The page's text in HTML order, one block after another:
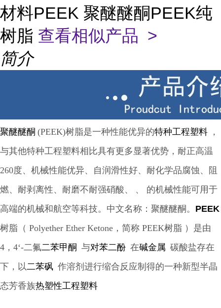
材料PEEK 聚醚醚酮PEEK纯
树脂 查看相似产品 >
简介
聚醚醚酮 (PEEK)树脂是一种性能优异的特种工程塑料 ，
与其他特种工程塑料相比具有更多显著优势，耐正高温
260度、机械性能优异、自润滑性好、耐化学品腐蚀、阻
燃、耐剥离性、耐磨不耐强硝酸、
、 的机械性能可用于
高端的机械和航空等科技。 中文名称：聚醚醚酮。 PEEK
树脂（ Polyether Ether Ketone，简称 PEEK树脂 ）是由
4，4‘-二氟二苯甲酮 与对苯二酚 在碱金属 碳酸盐存在
下，以二苯砜 作溶剂进行缩合反应制得的一种新型半晶
态芳香族热塑性工程塑料